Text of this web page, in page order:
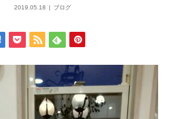
2019.05.18 ブログ